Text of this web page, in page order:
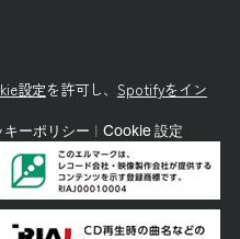
設定を許可し、 Spotifyをイン
キーポリシー Cookie 設定